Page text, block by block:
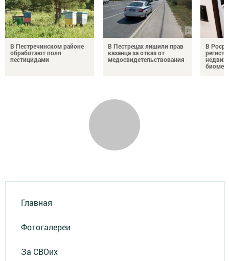
В Пестречинском районе
обработают поля
пестицидами
В Пестрецах лишили прав
казанца за отказ от
медосвидетельствования
В
Главная
Фотогалереи
За СВОих